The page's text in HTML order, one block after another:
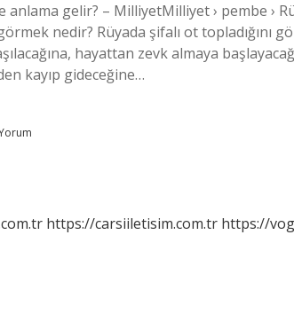
anlama gelir? – MilliyetMilliyet › pembe ›
nedir? Rüyada şifalı ot topladığını
hayattan zevk almaya
kayıp gideceğine…
https://carsiiletisim.com.tr https://